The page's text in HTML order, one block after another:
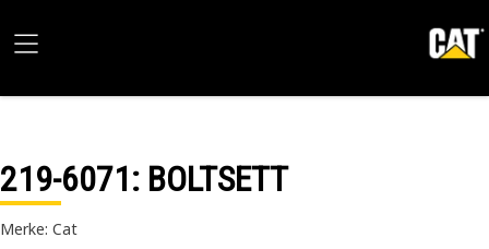
219-6071: BOLTSETT
Merke: Cat